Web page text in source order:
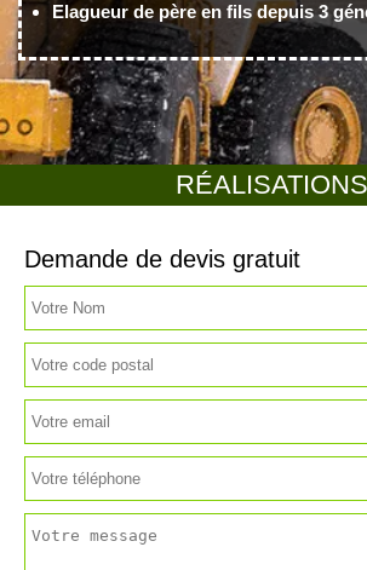
RÉALISATIONS
Elagueur de père en fils depuis 3
Demande de devis gratuit